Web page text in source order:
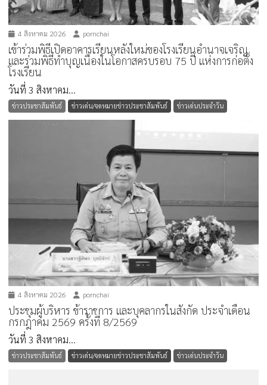
4 สิงหาคม 2026 pornchai
เข้าร่วมพิธีเปิดอาคารเรียนหลังใหม่ของโรงเรียนอำนาจเจริญ
และร่วมพิธีทำบุญเนื่องในโอกาสครบรอบ 75 ปี แห่งการก่อตั้ง
โรงเรียน
วันที่ 3 สิงหาคม...
ข่าวประชาสัมพันธ์ ข่าวเด่น/จดหมายข่าวประชาสัมพันธ์ ข่าวเด่นประจำวัน
4 สิงหาคม 2026 pornchai
ประชุมผู้บริหาร ข้าราชการ และบุคลากรในสังกัด ประจำเดือน
กรกฎาคม 2569 ครั้งที่ 8/2569
วันที่ 3 สิงหาคม...
ข่าวประชาสัมพันธ์ ข่าวเด่น/จดหมายข่าวประชาสัมพันธ์ ข่าวเด่นประจำวัน